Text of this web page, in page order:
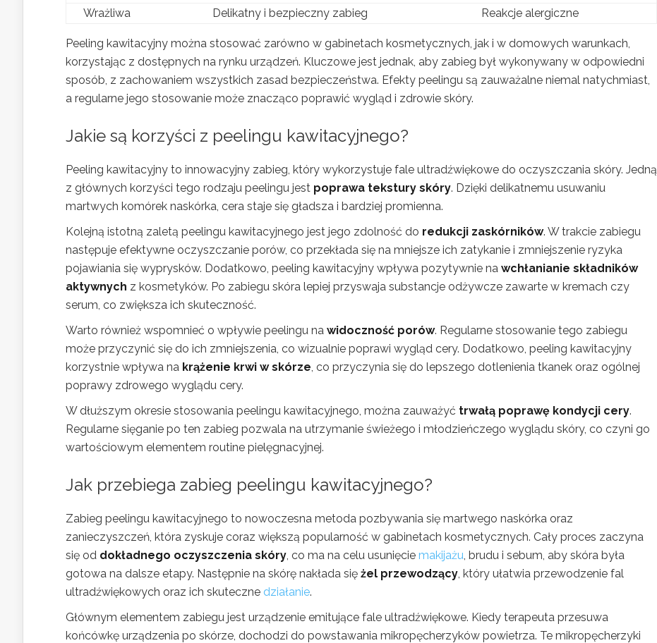
Wrażliwa
Delikatny i bezpieczny zabieg Reakcje alergiczne
Peeling kawitacyjny można stosować zarówno w gabinetach kosmetycznych, jak i w domowych warunkach,
korzystając z dostępnych na rynku urządzeń. Kluczowe jest jednak, aby zabieg był wykonywany w odpowiedni
sposób, z zachowaniem wszystkich zasad bezpieczeństwa. Efekty peelingu są zauważalne niemal natychmiast,
a regularne jego stosowanie może znacząco poprawić wygląd i zdrowie skóry.
Jakie są korzyści z peelingu kawitacyjnego?
Peeling kawitacyjny to innowacyjny zabieg, który wykorzystuje fale ultradźwiękowe do oczyszczania skóry. Jedną
z głównych korzyści tego rodzaju peelingu jest poprawa tekstury skóry. Dzięki delikatnemu usuwaniu
martwych komórek naskórka, cera staje się gładsza i bardziej promienna.
Kolejną istotną zaletą peelingu kawitacyjnego jest jego zdolność do redukcji zaskórników. W trakcie zabiegu
następuje efektywne oczyszczanie porów, co przekłada się na mniejsze ich zatykanie i zmniejszenie ryzyka
pojawiania się wyprysków. Dodatkowo, peeling kawitacyjny wpływa pozytywnie na wchłanianie składników
aktywnych z kosmetyków. Po zabiegu skóra lepiej przyswaja substancje odżywcze zawarte w kremach czy
serum, co zwiększa ich skuteczność.
Warto również wspomnieć o wpływie peelingu na widoczność porów. Regularne stosowanie tego zabiegu
może przyczynić się do ich zmniejszenia, co wizualnie poprawi wygląd cery. Dodatkowo, peeling kawitacyjny
korzystnie wpływa na krążenie krwi w skórze, co przyczynia się do lepszego dotlenienia tkanek oraz ogólnej
poprawy zdrowego wyglądu cery.
W dłuższym okresie stosowania peelingu kawitacyjnego, można zauważyć trwałą poprawę kondycji cery.
Regularne sięganie po ten zabieg pozwala na utrzymanie świeżego i młodzieńczego wyglądu skóry, co czyni go
wartościowym elementem routine pielęgnacyjnej.
Jak przebiega zabieg peelingu kawitacyjnego?
Zabieg peelingu kawitacyjnego to nowoczesna metoda pozbywania się martwego naskórka oraz
zanieczyszczeń, która zyskuje coraz większą popularność w gabinetach kosmetycznych. Cały proces zaczyna
się od dokładnego oczyszczenia skóry, co ma na celu usunięcie makijażu, brudu i sebum, aby skóra była
gotowa na dalsze etapy. Następnie na skórę nakłada się żel przewodzący, który ułatwia przewodzenie fal
ultradźwiękowych oraz ich skuteczne działanie.
Głównym elementem zabiegu jest urządzenie emitujące fale ultradźwiękowe. Kiedy terapeuta przesuwa
końcówkę urządzenia po skórze, dochodzi do powstawania mikropęcherzyków powietrza. Te mikropęcherzyki